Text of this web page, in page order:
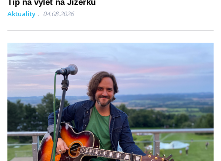
Tip na výlet na Jizerku
Aktuality 04.08.2026